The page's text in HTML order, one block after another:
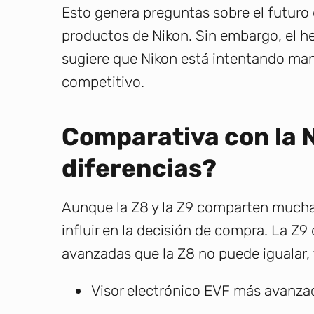
Esto genera preguntas sobre el
productos de Nikon. Sin embargo, el
sugiere que Nikon está intentando
competitivo.
Comparativa con la
diferencias?
Aunque la Z8 y la Z9 comparten
influir en la decisión de compra. La
avanzadas que la Z8 no puede
Visor electrónico EVF más